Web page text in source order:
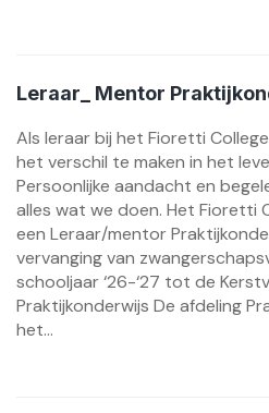
Leraar_ Mentor
Als leraar bij het Fioretti
het verschil te maken in het
Persoonlijke aandacht en
alles wat we doen. Het Fioretti
een Leraar/mentor
vervanging van
schooljaar ‘26-‘27 tot de
Praktijkonderwijs De afdeling
het...